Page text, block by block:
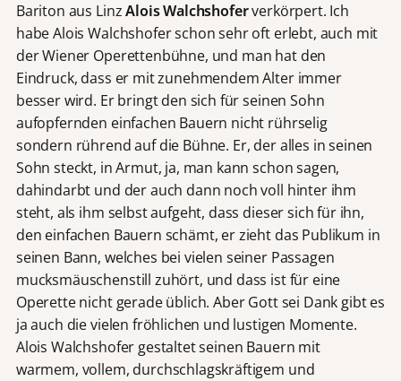
Bariton aus LinzAlois Walchshoferverkörpert. Ich
habe Alois Walchshofer schon sehr oft erlebt, auch mit
der Wiener Operettenbühne, und man hat den
Eindruck, dass er mit zunehmendem Alter immer
besser wird. Er bringt den sich für seinen Sohn
aufopfernden einfachen Bauern nicht rührselig
sondern rührend auf die Bühne. Er, der alles in seinen
Sohn steckt, in Armut, ja, man kann schon sagen,
dahindarbt und der auch dann noch voll hinter ihm
steht, als ihm selbst aufgeht, dass dieser sich für ihn,
den einfachen Bauern schämt, er zieht das Publikum in
seinen Bann, welches bei vielen seiner Passagen
mucksmäuschenstill zuhört, und dass ist für eine
Operette nicht gerade üblich. Aber Gott sei Dank gibt es
ja auch die vielen fröhlichen und lustigen Momente.
Alois Walchshofer gestaltet seinen Bauern mit
warmem, vollem, durchschlagskräftigem und